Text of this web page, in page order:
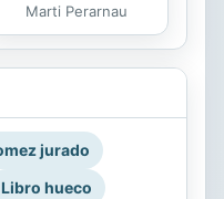
Marti Perarnau
jurado
Libro hueco